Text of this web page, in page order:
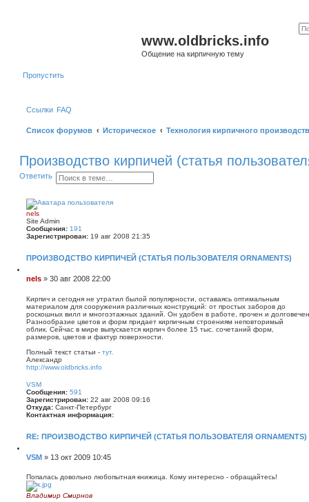
www.oldbricks.info
Общение на кирпичную тему
Пропустить
Ссылки FAQ
Список форумов Историческое Технология кирпичного
Производство кирпичей (статья
Ответить П
о
с
к
Р
а
ш
и
е
н
н
й
о
и
к
nels
Site Admin
Сообщения: 191
Зарегистрирован: 19 авг 2008 21:35
ПРОИЗВОДСТВО КИРПИЧЕЙ (СТАТЬЯ ПОЛЬЗОВАТЕЛЯ ORNAMENTS)
и
т
а
С
о
б
щ
е
н
е
nels » 30 авг 2008 22:00
Кирпич и сегодня не утратил былой популярности, оставаясь оптимальным
материалом для сооружения различных конструкций: от простых заборов до
роскошных вилл и многоэтажных зданий. Он удобен в работе, прочен и
Разнообразие цветов и форм придает кирпичным строениям неповторимый
облик. Сейчас в мире выпускается кирпич более 15 тыс. сочетаний форм,
размеров, цветов и фактур поверхности.
Полный текст статьи - тут.
Александр
http://www.oldbricks.info
е
р
н
у
т
ь
я
а
л
у
VSM
Сообщения: 591
Зарегистрирован: 22 авг 2008 09:16
Откуда: Санкт-Петербург
Контактная информация:
н
к
н
а
я
и
RE: ПРОИЗВОДСТВО КИРПИЧЕЙ (СТАТЬЯ ПОЛЬЗОВАТЕЛЯ ORNAMENTS)
и
т
а
С
о
б
щ
VSM » 13 окт 2009 10:45
Попалась довольно любопытная книжица. Кому интересно - обращайтесь!
Владимир Смирнов